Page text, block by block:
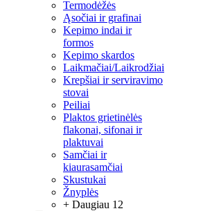
Termodėžės
Ąsočiai ir grafinai
Kepimo indai ir
formos
Kepimo skardos
Laikmačiai/Laikrodžiai
Krepšiai ir serviravimo
stovai
Peiliai
Plaktos grietinėlės
flakonai, sifonai ir
plaktuvai
Samčiai ir
kiaurasamčiai
Skustukai
Žnyplės
+ Daugiau 12